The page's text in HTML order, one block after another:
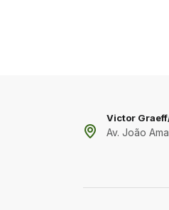
Victor
Av. João